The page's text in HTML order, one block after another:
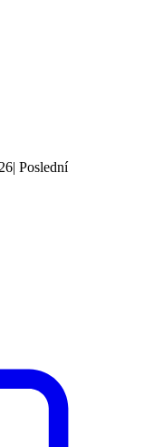
| Poslední